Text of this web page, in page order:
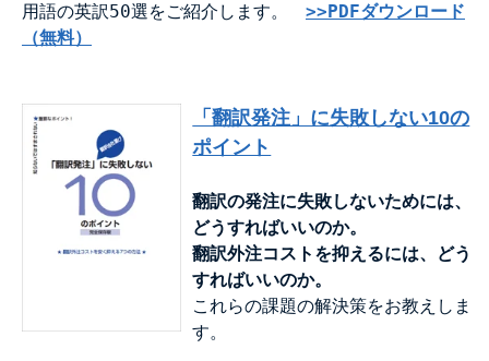
用語の英訳50選をご紹介します。 >>PDFダウンロード
（無料）
「翻訳発注」に失敗しない10の
ポイント
翻訳の発注に失敗しないためには、
どうすればいいのか。
翻訳外注コストを抑えるには、どう
すればいいのか。
これらの課題の解決策をお教えしま
す。